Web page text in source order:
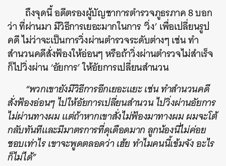
ถึงจุดนี้ อดีตรองผู้บัญชาการตำรวจภูธรภาค 8 บอก
ว่า ที่ผ่านมา มีวิธีการเยอะมากในการ ‘วิ่ง’ เพื่อเปลี่ยนรูป
คดี ไม่ว่าจะเป็นการวิ่งผ่านตำรวจระดับต่างๆ เช่น ทำ
สำนวนคดีสั่งฟ้องให้อ่อนๆ หรือถ้าวิ่งผ่านตำรวจไม่สำเร็จ
ก็ไปวิ่งผ่าน ‘อัยการ’ ให้อัยการเปลี่ยนสำนวน
“พวกเขายังมีวิธีการอีกเยอะแยะ เช่น ทำสำนวนคดี
สั่งฟ้องอ่อนๆ ไปให้อัยการเปลี่ยนสำนวน ไปวิ่งผ่านอัยการ
ไม่ผ่านทางผม แต่ถ้าหากเขาสั่งไม่ฟ้องมาทางผม ผมจะโต้
กลับทันทีและมีมาตรการที่ดุเดือดมาก ลูกน้องนี่ไม่ค่อย
ชอบเท่าไร เขาจะพูดตลอดว่า เฮ้ย ทำไมคนนี้เข้มจัง อะไร
ก็ไม่ได้”
ค้นหา
SHARE TWEET LINE EMAIL